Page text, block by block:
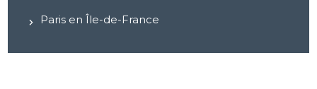
Paris en Île-de-France